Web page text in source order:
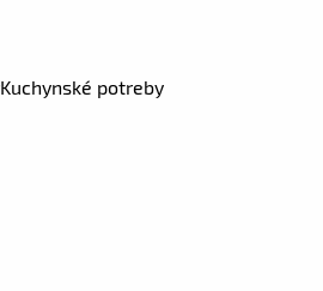
Kuchynské potreby